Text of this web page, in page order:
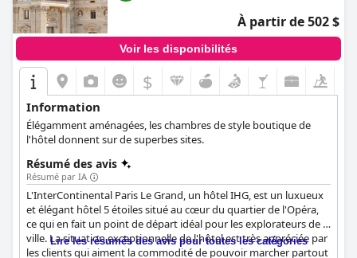
À partir de 502 $
Voir les disponibilités
$
Information
Élégamment aménagées, les chambres de style boutique de
l'hôtel donnent sur de superbes sites.
Résumé des avis
Résumé par IA
L'InterContinental Paris Le Grand, un hôtel IHG, est un luxueux
et élégant hôtel 5 étoiles situé au cœur du quartier de l'Opéra,
ce qui en fait un point de départ idéal pour les explorateurs de la
ville. La situation exceptionnelle de l'hôtel est très appréciée par
les clients qui aiment la commodité de pouvoir marcher partout
Lire les résumés des avis pour toutes les catégories